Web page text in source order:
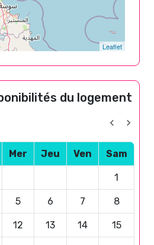
Leaflet
du logement
Mer Jeu Ven Sam
1
5 6 7 8
12 13 14 15